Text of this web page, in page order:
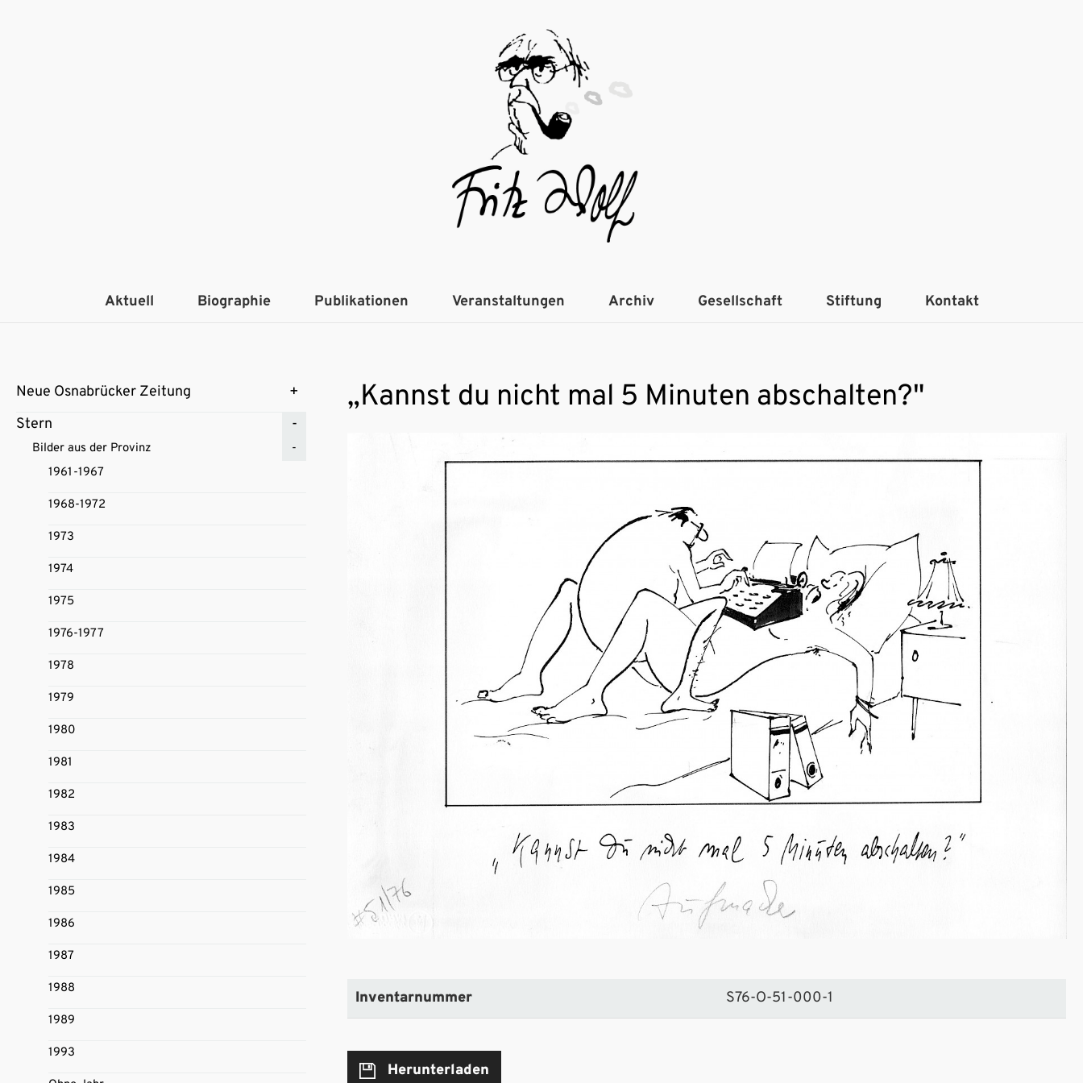
Aktuell Biographie Publikationen Veranstaltungen Archiv Gesellschaft Stiftung Kontakt
Neue Osnabrücker Zeitung
Stern
Bilder aus der Provinz
1961-1967
1968-1972
1973
1974
1975
1976-1977
1978
1979
1980
1981
1982
1983
1984
1985
1986
1987
1988
1989
1993
„Kannst du nicht mal 5 Minuten abschalten?"
Inventarnummer S76-O-51-000-1
Herunterladen